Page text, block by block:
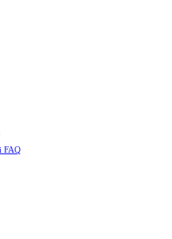
FAQ